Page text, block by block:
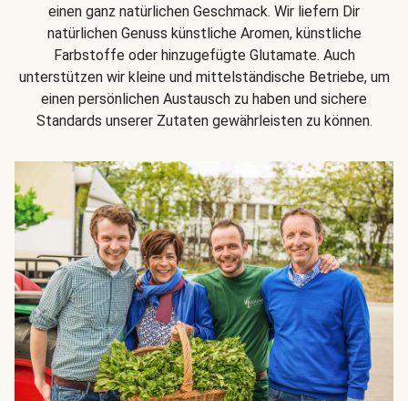
einen ganz natürlichen Geschmack. Wir liefern Dir
natürlichen Genuss künstliche Aromen, künstliche
Farbstoffe oder hinzugefügte Glutamate. Auch
unterstützen wir kleine und mittelständische Betriebe, um
einen persönlichen Austausch zu haben und sichere
Standards unserer Zutaten gewährleisten zu können.